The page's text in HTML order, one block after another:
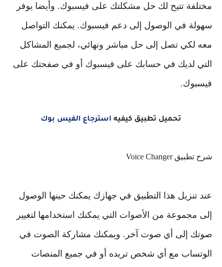
مختلفة تتيح لك حل مشكلتك على فيسبوك. وأيضا يوفر
سهولة في الوصول إلى دعم فيسبوك. يمكنك التواصل
معه لكي تصل إلى حل مباشر ونهائي، لجميع المشاكل
التي لديك في حسابك على فيسبوك أو في صفحتك على
فيسبوك.
تحميل تطبيق كيفيه استرجاع الفيس بوك
شرح تطبيق Voice Changer
عند تنزيل هذا التطبيق في جهازك يمكنك حينها الوصول
إلى مجموعة من الأصوات التي يمكنك استخدامها لتغيير
صوتك إلى أي صوت آخر. ويمكنك مشاركة الصوت في
الوتساب مع أي شخص تريده أو في جميع المنصات